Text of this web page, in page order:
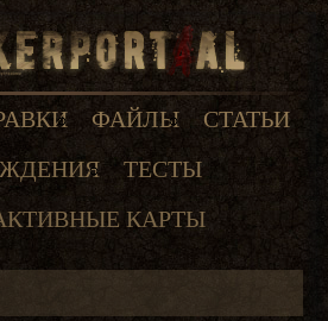
ФАЙЛЫ
СТАТЬИ
ТЕСТЫ
КАРТЫ